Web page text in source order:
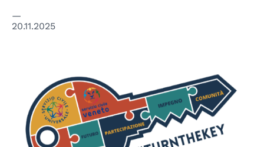
20.11.2025